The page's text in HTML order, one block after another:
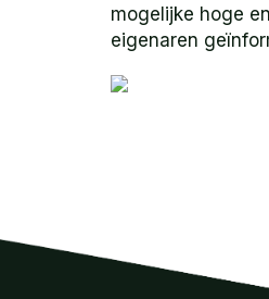
mogelijke hoge
eigenaren